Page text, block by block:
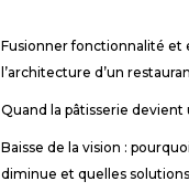
Fusionner fonctionnalité et
l’architecture d’un
Quand la pâtisserie devient
Baisse de la vision :
diminue et quelles